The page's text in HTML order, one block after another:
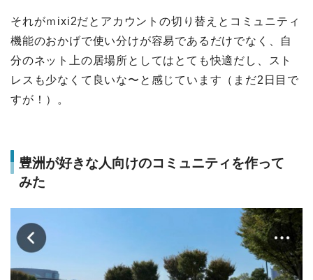
それがｍixi2だとアカウントの切り替えとコミュニティ
機能のおかげで使い分けが容易であるだけでなく、自
分のネット上の居場所としてはとても快適だし、スト
レスも少なくて良いな〜と感じています（まだ2日目で
すが！）。
豊洲が好きな人向けのコミュニティを作って
みた